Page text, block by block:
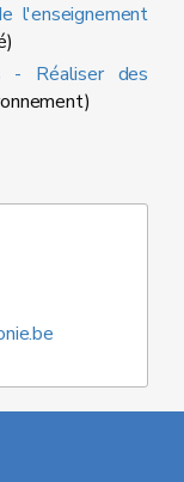
l'enseignement
- Réaliser des